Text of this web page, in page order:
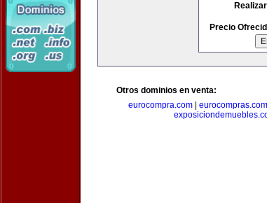
Precio
Otros dominios en venta:
eurocompra.com| eurocompras.com